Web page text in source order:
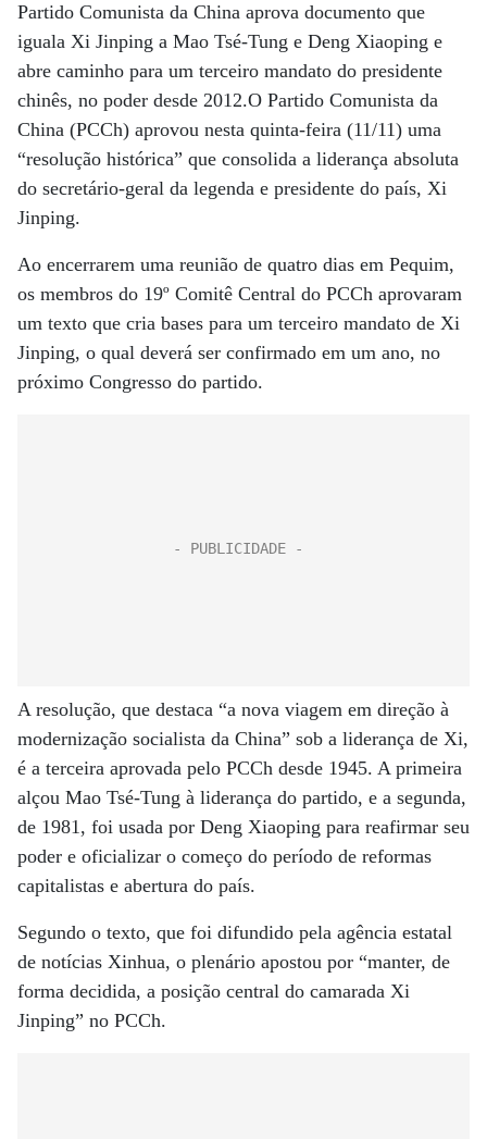
Partido Comunista da China aprova documento que
iguala Xi Jinping a Mao Tsé-Tung e Deng Xiaoping e
abre caminho para um terceiro mandato do presidente
chinês, no poder desde 2012.O Partido Comunista da
China (PCCh) aprovou nesta quinta-feira (11/11) uma
“resolução histórica” que consolida a liderança absoluta
do secretário-geral da legenda e presidente do país, Xi
Jinping.
Ao encerrarem uma reunião de quatro dias em Pequim,
os membros do 19º Comitê Central do PCCh aprovaram
um texto que cria bases para um terceiro mandato de Xi
Jinping, o qual deverá ser confirmado em um ano, no
próximo Congresso do partido.
A resolução, que destaca “a nova viagem em direção à
modernização socialista da China” sob a liderança de Xi,
é a terceira aprovada pelo PCCh desde 1945. A primeira
alçou Mao Tsé-Tung à liderança do partido, e a segunda,
de 1981, foi usada por Deng Xiaoping para reafirmar seu
poder e oficializar o começo do período de reformas
capitalistas e abertura do país.
Segundo o texto, que foi difundido pela agência estatal
de notícias Xinhua, o plenário apostou por “manter, de
forma decidida, a posição central do camarada Xi
Jinping” no PCCh.